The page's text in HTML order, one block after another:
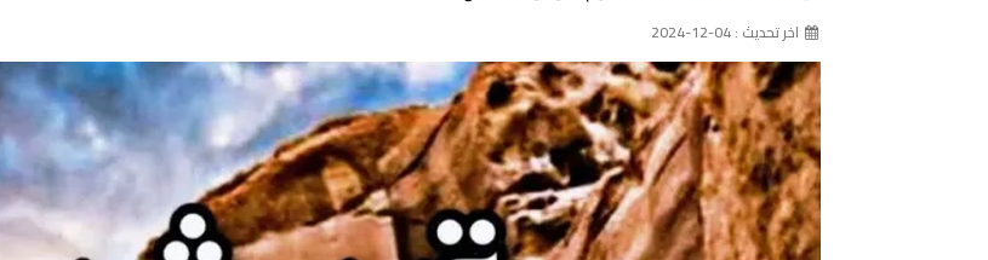
اخر تحديث : 04-12-2024